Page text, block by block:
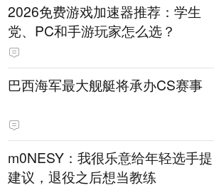
2026免费游戏加速器推荐：学生
党、PC和手游玩家怎么选？
巴西海军最大舰艇将承办CS赛事
m0NESY：我很乐意给年轻选手提
建议，退役之后想当教练